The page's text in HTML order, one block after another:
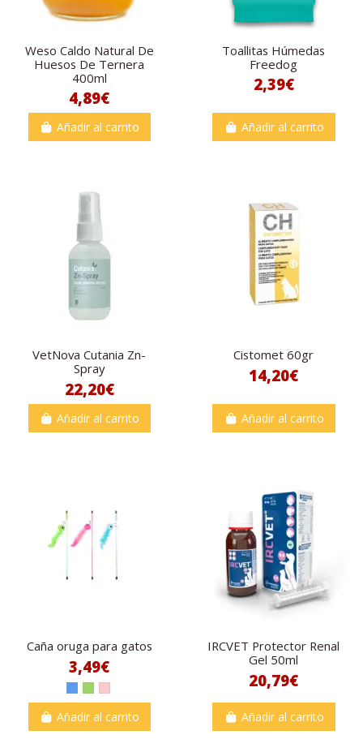
Weso Caldo Natural De
Huesos De Ternera
400ml
4,89€
Añadir al carrito
Toallitas Húmedas
Freedog
2,39€
Añadir al carrito
VetNova Cutania Zn-
Spray
22,20€
Añadir al carrito
Cistomet 60gr
14,20€
Añadir al carrito
Caña oruga para gatos
3,49€
Añadir al carrito
IRCVET Protector Renal
Gel 50ml
20,79€
Añadir al carrito